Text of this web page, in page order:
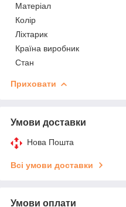
Матеріал
Колір
Ліхтарик
Країна виробник
Стан
Приховати
Умови доставки
Нова Пошта
Всі умови доставки
Умови оплати